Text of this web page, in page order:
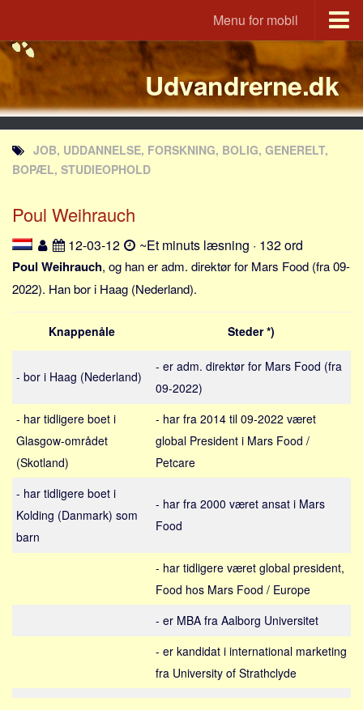
Menu for mobil
Portal
Udvandrerne.dk
Utvandrerne.no
Utvandrarna.se
Tyskland.dk
Rusland.dk
JLKM.dk
Lande
Tyrkiet
Sverige
Thailand
Italien
Grækenland
USA
Alle
Nøgleord
Job
Udvandrerne.dk
JOB, UDDANNELSE, FORSKNING, BOLIG, GENERELT,
BOPÆL, STUDIEOPHOLD
Poul Weihrauch
12-03-12 ~Et minuts læsning · 132 ord
Poul Weihrauch, og han er adm. direktør for Mars Food (fra 09-
2022). Han bor i Haag (Nederland).
Knappenåle Steder *)
- bor i Haag (Nederland)
- er adm. direktør for Mars Food (fra
09-2022)
- har tidligere boet i
Glasgow-området
(Skotland)
- har fra 2014 til 09-2022 været
global President i Mars Food /
Petcare
- har tidligere boet i
Kolding (Danmark) som
barn
- har fra 2000 været ansat i Mars
Food
- har tidligere været global president,
Food hos Mars Food / Europe
- er MBA fra Aalborg Universitet
- er kandidat i international marketing
fra University of Strathclyde